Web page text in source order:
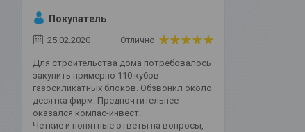
Покупатель
25.02.2020 Отлично
Для строительства дома потребовалось
закупить примерно 110 кубов
газосиликатных блоков. Обзвонил около
десятка фирм. Предпочтительнее
оказался компас-инвест.
Четкие и понятные ответы на вопросы,